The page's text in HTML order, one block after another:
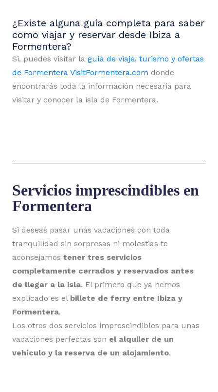
¿Existe alguna guía completa para saber
como viajar y reservar desde Ibiza a
Formentera?
Si, puedes visitar la guía de viaje, turismo y ofertas
de Formentera VisitFormentera.com donde
encontrarás toda la información necesaria para
visitar y conocer la isla de Formentera.
Servicios imprescindibles en
Formentera
Si deseas pasar unas vacaciones con toda
tranquilidad sin sorpresas ni molestias te
aconsejamos tener tres servicios
completamente cerrados y reservados antes
de llegar a la isla. El primero que ya hemos
explicado es el billete de ferry entre Ibiza y
Formentera.
Los otros dos servicios imprescindibles para unas
vacaciones perfectas son el alquiler de un
vehículo y la reserva de un alojamiento.